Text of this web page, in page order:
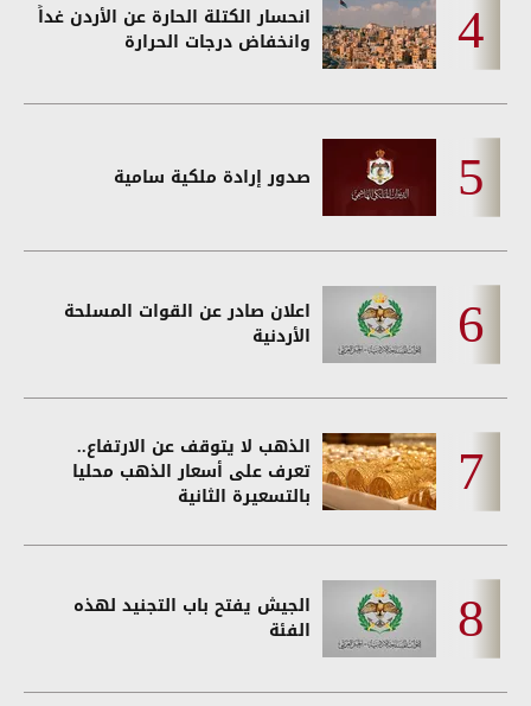
انحسار الكتلة الحارة عن الأردن غداً
وانخفاض درجات الحرارة
صدور إرادة ملكية سامية
اعلان صادر عن القوات المسلحة
الأردنية
الذهب لا يتوقف عن الارتفاع..
تعرف على أسعار الذهب محليا
بالتسعيرة الثانية
الجيش يفتح باب التجنيد لهذه
الفئة